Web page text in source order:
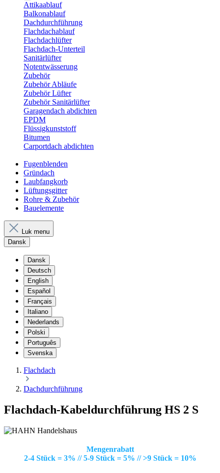
Attikaablauf
Balkonablauf
Dachdurchführung
Flachdachablauf
Flachdachlüfter
Flachdach-Unterteil
Sanitärlüfter
Notentwässerung
Zubehör
Zubehör Abläufe
Zubehör Lüfter
Zubehör Sanitärlüfter
Garagendach abdichten
EPDM
Flüssigkunststoff
Bitumen
Carportdach abdichten
Fugenblenden
Gründach
Laubfangkorb
Lüftungsgitter
Rohre & Zubehör
Bauelemente
Luk menu
Dansk
Dansk
Deutsch
English
Español
Français
Italiano
Nederlands
Polski
Português
Svenska
Flachdach
Dachdurchführung
Flachdach-Kabeldurchführung HS 2 S
Mengenrabatt
2-4 Stück = 3% // 5-9 Stück = 5% // >9 Stück = 10%